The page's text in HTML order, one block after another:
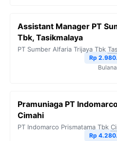
Assistant Manager PT
Tbk, Tasikmalaya
PT Sumber Alfaria Trijaya Tbk
Rp
Pramuniaga PT
Cimahi
PT Indomarco Prismatama Tbk
Rp